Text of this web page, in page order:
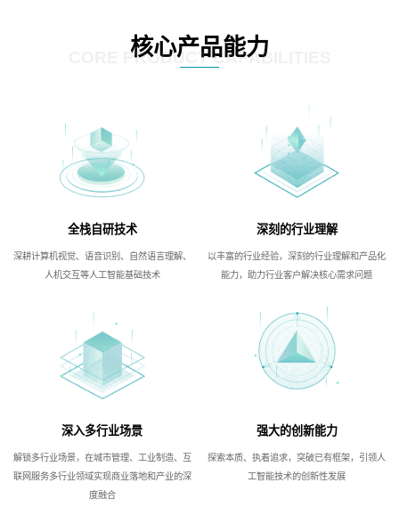
核心产品能力
CORE PRODUCT CAPABILITIES
全栈自研技术
深耕计算机视觉、语音识别、自然语言理解、
人机交互等人工智能基础技术
深刻的行业理解
以丰富的行业经验，深刻的行业理解和产品化
能力，助力行业客户解决核心需求问题
深入多行业场景
解锁多行业场景，在城市管理、工业制造、互
联网服务多行业领域实现商业落地和产业的深
度融合
强大的创新能力
探索本质、执着追求，突破已有框架，引领人
工智能技术的创新性发展